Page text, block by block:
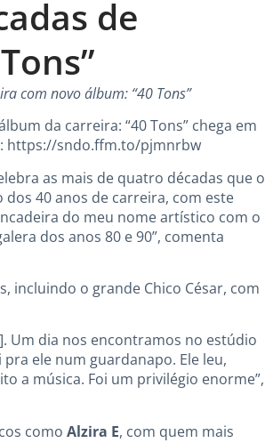
de
com novo álbum: “40 Tons”
da carreira: “40 Tons” chega em
https://sndo.ffm.to/pjmnrbw
as mais de quatro décadas que o
40 anos de carreira, com este
do meu nome artístico com o
dos anos 80 e 90”, comenta
incluindo o grande Chico César, com
Um dia nos encontramos no estúdio
ele num guardanapo. Ele leu,
a música. Foi um privilégio enorme”,
como Alzira E, com quem mais